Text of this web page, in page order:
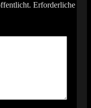
Erforderliche